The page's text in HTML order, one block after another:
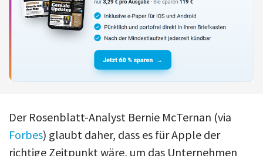
Der Rosenblatt-Analyst Bernie McTernan (via
Forbes) glaubt daher, dass es für Apple der
richtige Zeitpunkt wäre, um das Unternehmen